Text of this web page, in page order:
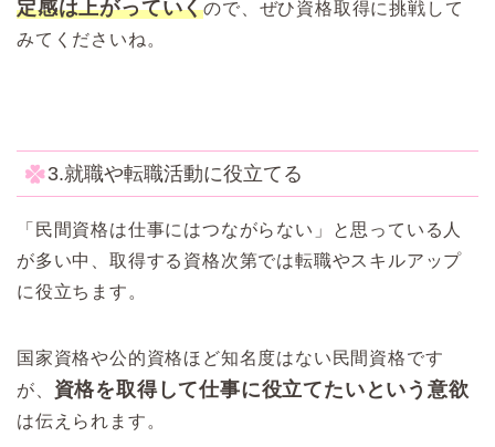
定感は上がっていくので、ぜひ資格取得に挑戦して
みてくださいね。
3.就職や転職活動に役立てる
「民間資格は仕事にはつながらない」と思っている人
が多い中、取得する資格次第では転職やスキルアップ
に役立ちます。
国家資格や公的資格ほど知名度はない民間資格です
が、 資格を取得して仕事に役立てたいという意欲
は伝えられます。